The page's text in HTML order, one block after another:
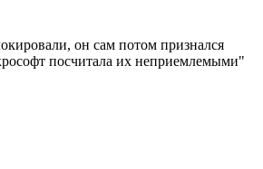
он сам потом признался
посчитала их неприемлемыми"